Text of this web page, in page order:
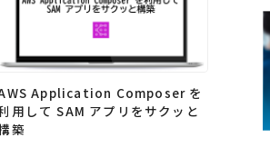
Application Composer を
用して SAM アプリをサクッと
築